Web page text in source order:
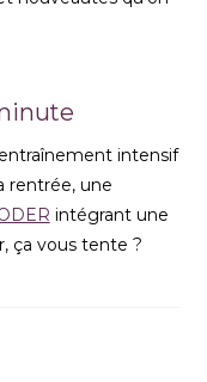
intensif
rentrée, une
intégrant une
ça vous tente ?